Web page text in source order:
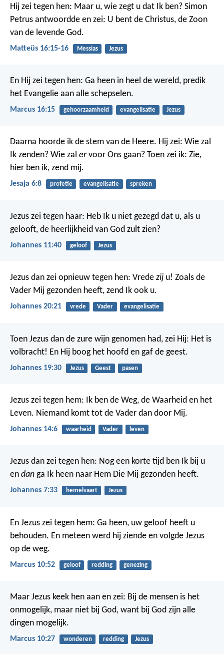
Hij zei tegen hen: Maar u, wie zegt u dat Ik ben? Simon
Petrus antwoordde en zei: U bent de Christus, de Zoon
van de levende God.
Matteüs 16:15-16 Messias Jezus
En Hij zei tegen hen: Ga heen in heel de wereld, predik
het Evangelie aan alle schepselen.
Marcus 16:15 gehoorzaamheid evangelisatie Jezus
Daarna hoorde ik de stem van de Heere. Hij zei: Wie zal
Ik zenden? Wie zal ervoor Ons gaan? Toen zei ik: Zie,
hier ben ik, zend mij.
Jesaja 6:8 profetie evangelisatie spreken
Jezus zei tegen haar: Heb Ik u niet gezegd dat u, als u
gelooft, de heerlijkheid van God zult zien?
Johannes 11:40 geloof Jezus
Jezus dan zei opnieuw tegen hen: Vrede zij u! Zoals de
Vader Mij gezonden heeft, zend Ik ook u.
Johannes 20:21 vrede Vader evangelisatie
Toen Jezus dan de zure wijn genomen had, zei Hij: Het is
volbracht! En Hij boog het hoofd en gaf de geest.
Johannes 19:30 Jezus Geest pasen
Jezus zei tegen hem: Ik ben de Weg, de Waarheid en het
Leven. Niemand komt tot de Vader dan door Mij.
Johannes 14:6 waarheid Vader leven
Jezus dan zei tegen hen: Nog een korte tijd ben Ik bij u
en dan ga Ik heen naar Hem Die Mij gezonden heeft.
Johannes 7:33 hemelvaart Jezus
En Jezus zei tegen hem: Ga heen, uw geloof heeft u
behouden. En meteen werd hij ziende en volgde Jezus
op de weg.
Marcus 10:52 geloof redding genezing
Maar Jezus keek hen aan en zei: Bij de mensen is het
onmogelijk, maar niet bij God, want bij God zijn alle
dingen mogelijk.
Marcus 10:27 wonderen redding Jezus